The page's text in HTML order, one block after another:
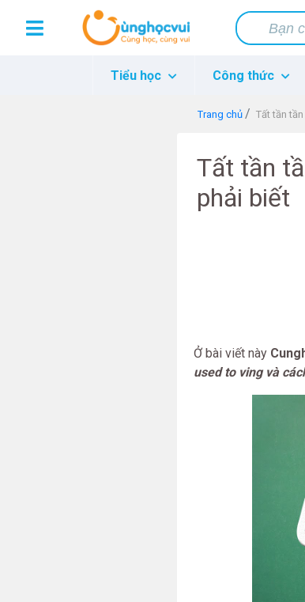
Tiểu học Công thức
Trang chủ Tất tần
Tất tần
phải biết
Ở bài viết này
used to ving và